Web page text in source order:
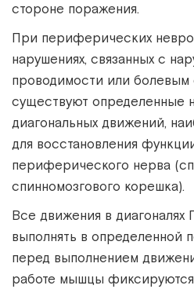
стороне поражения.
При периферических
нарушениях, связанных с
проводимости или
существуют определенные
диагональных движений,
для восстановления
периферического нерва
спинномозгового корешка).
Все движения в диагоналях
выполнять в определенной
перед выполнением
работе мышцы